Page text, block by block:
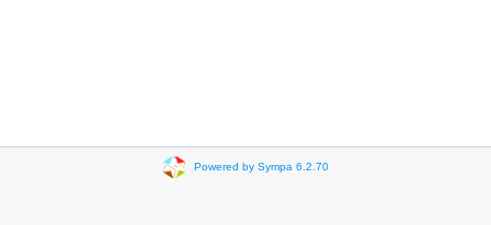
Powered by Sympa 6.2.70